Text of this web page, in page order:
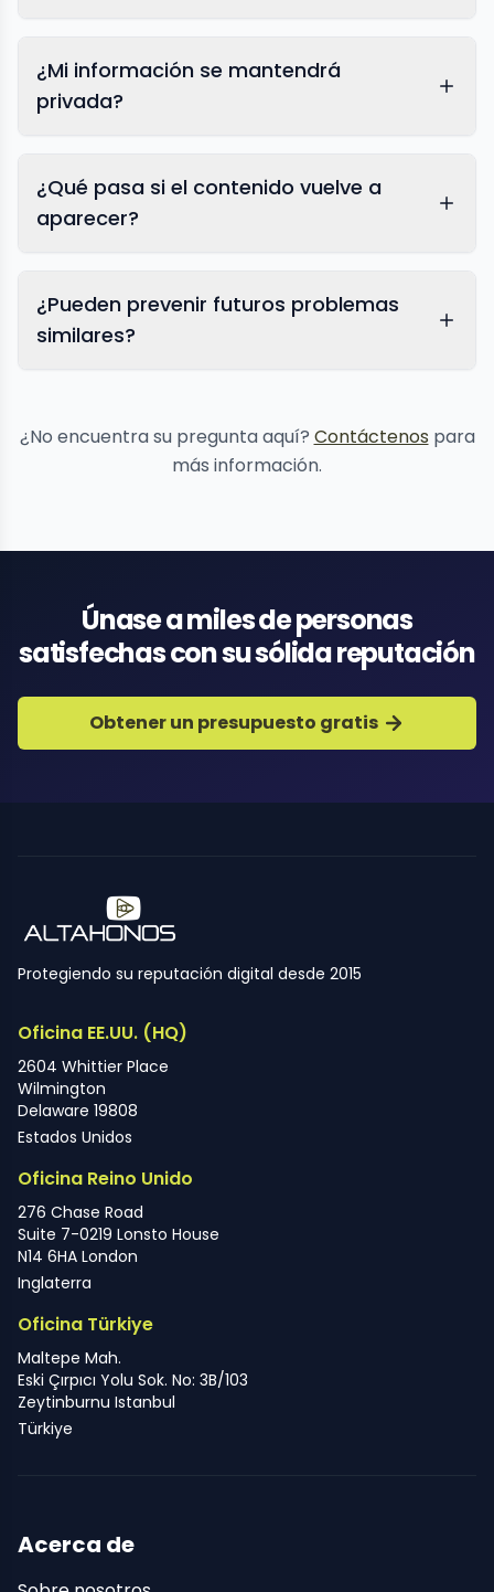
¿Mi información se mantendrá
privada?
¿Qué pasa si el contenido vuelve a
aparecer?
¿Pueden prevenir futuros problemas
similares?
¿No encuentra su pregunta aquí? Contáctenos para
más información.
Únase a miles de personas
satisfechas con su sólida reputación
Obtener un presupuesto gratis
Protegiendo su reputación digital desde 2015
Oficina EE.UU. (HQ)
2604 Whittier Place
Wilmington
Delaware 19808
Estados Unidos
Oficina Reino Unido
276 Chase Road
Suite 7-0219 Lonsto House
N14 6HA London
Inglaterra
Oficina Türkiye
Maltepe Mah.
Eski Çırpıcı Yolu Sok. No: 3B/103
Zeytinburnu Istanbul
Türkiye
Acerca de